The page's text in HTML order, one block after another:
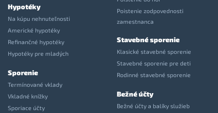
Hypotéky
Na kúpu nehnuteľnosti
Americké hypotéky
Refinančné hypotéky
Hypotéky pre mladých
Sporenie
Termínované vklady
Vkladné knížky
Sporiace účty
Poistenie zodpovednosti
zamestnanca
Stavebné sporenie
Klasické stavebné sporenie
Stavebné sporenie pre deti
Rodinné stavebné sporenie
Bežné účty
Bežné účty a balíky služieb